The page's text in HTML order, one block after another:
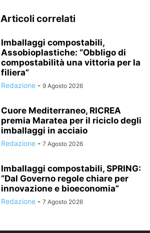
Articoli correlati
Imballaggi compostabili,
Assobioplastiche: “Obbligo di
compostabilità una vittoria per la
filiera”
Redazione - 9 Agosto 2026
Cuore Mediterraneo, RICREA
premia Maratea per il riciclo degli
imballaggi in acciaio
Redazione - 7 Agosto 2026
Imballaggi compostabili, SPRING:
“Dal Governo regole chiare per
innovazione e bioeconomia”
Redazione - 7 Agosto 2026